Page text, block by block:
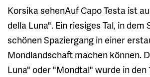
Korsika sehenAuf Capo Testa ist
della Luna". Ein riesiges Tal, in dem
schönen Spaziergang in einer
Mondlandschaft machen können.
Luna" oder "Mondtal" wurde in den